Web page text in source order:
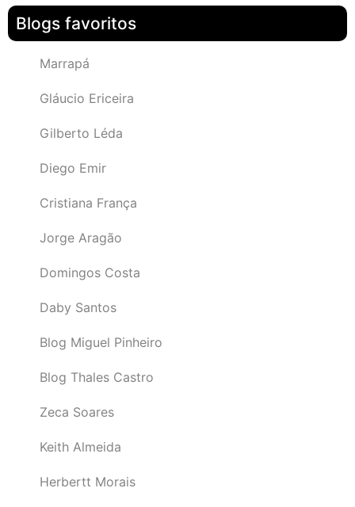
Blogs favoritos
Marrapá
Gláucio Ericeira
Gilberto Léda
Diego Emir
Cristiana França
Jorge Aragão
Domingos Costa
Daby Santos
Blog Miguel Pinheiro
Blog Thales Castro
Zeca Soares
Keith Almeida
Herbertt Morais